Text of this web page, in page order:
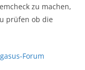
zu machen,
prüfen ob die
Forum